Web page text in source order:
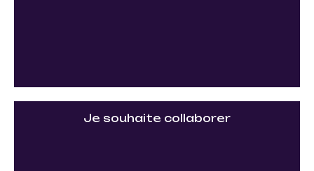
Je souhaite collaborer